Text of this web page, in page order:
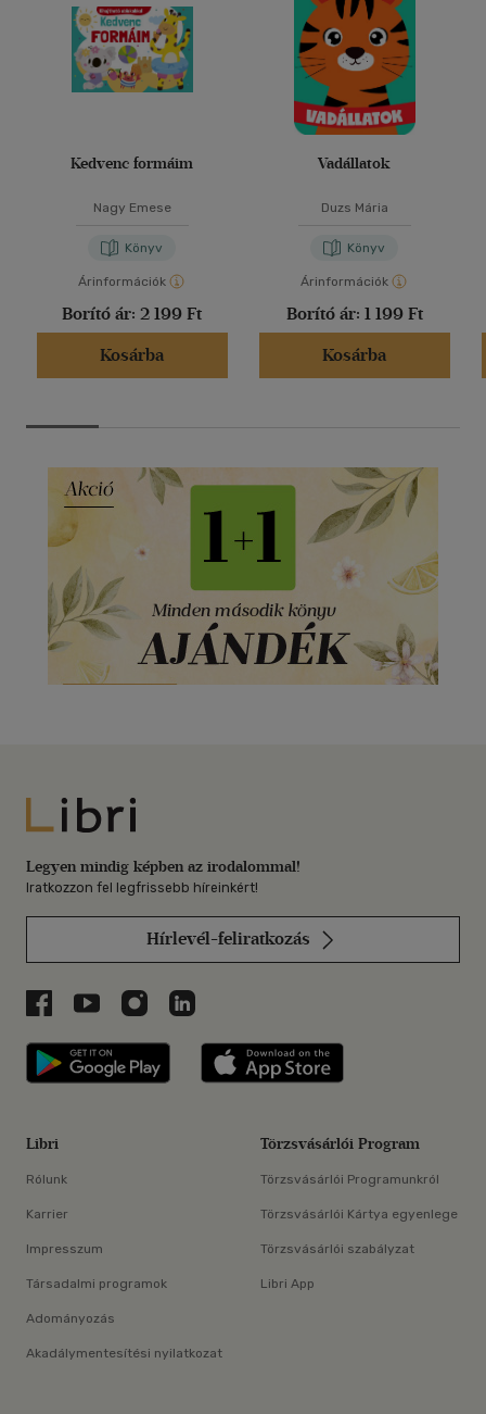
Kedvenc formáim
Nagy Emese
Könyv
Árinformációk
Borító ár: 2 199 Ft
Kosárba
Vadállatok
Duzs Mária
Könyv
Árinformációk
Borító ár: 1 199 Ft
Kosárba
Libri
Legyen mindig képben az irodalommal!
Iratkozzon fel legfrissebb híreinkért!
Hírlevél-feliratkozás
Libri a Facebookon
Libri a Youtube-on
Libri az Instagramon
Libri a LinkedInen
Libri applikáció Szerezd meg: Google
Libri
Rólunk
Karrier
Impresszum
Társadalmi programok
Adományozás
Akadálymentesítési nyilatkozat
Törzsvásárlói Program
Törzsvásárlói Programunkról
Törzsvásárlói Kártya egyenlege
Törzsvásárlói szabályzat
Libri App